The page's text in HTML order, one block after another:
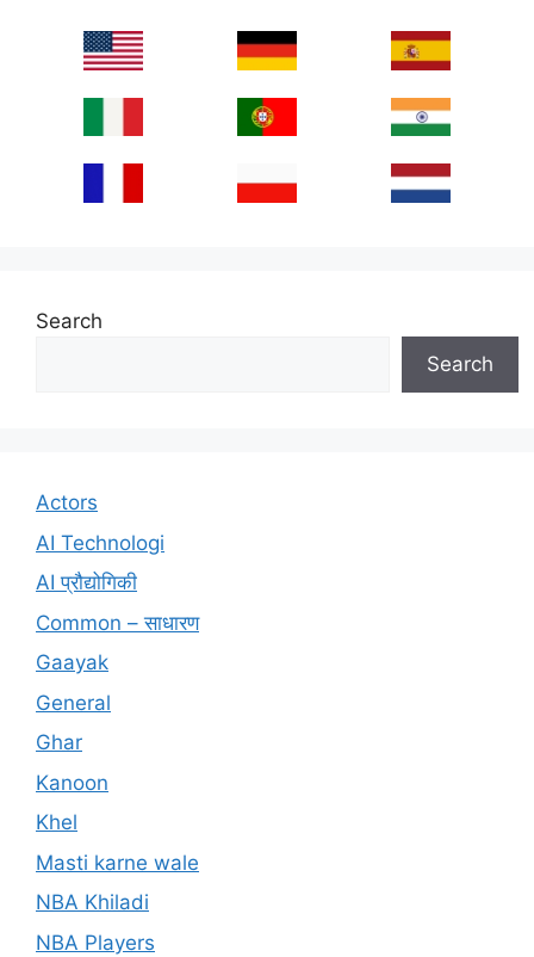
Search
Search
Actors
AI Technologi
AI प्रौद्योगिकी
Common – साधारण
Gaayak
General
Ghar
Kanoon
Khel
Masti karne wale
NBA Khiladi
NBA Players